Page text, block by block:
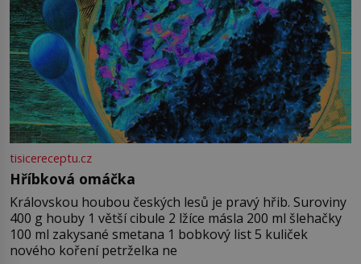
tisicereceptu.cz
Hříbková omáčka
Královskou houbou českých lesů je pravý hřib. Suroviny
400 g houby 1 větší cibule 2 lžíce másla 200 ml šlehačky
100 ml zakysané smetana 1 bobkový list 5 kuliček
nového koření petrželka ne